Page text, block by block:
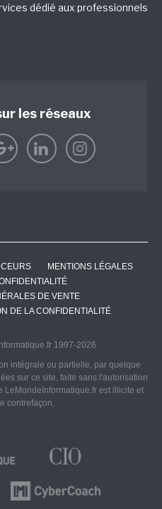
dédié aux professionnels
les réseaux
MENTIONS LÉGALES
DE VENTE
DE LA CONFIDENTIALITÉ
1997-2026
intégrale ou partielle, par quelque
sur ce site, faite sans l'autorisation
LeMondeInformatique.fr est illicite et
contrefaçon.